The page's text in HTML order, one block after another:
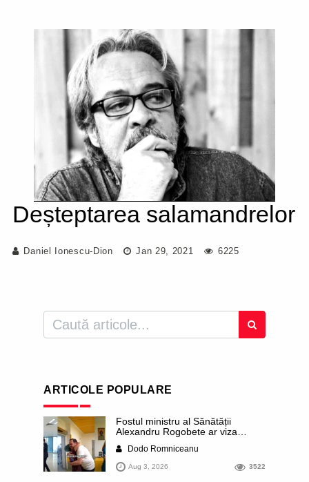
Deșteptarea salamandrelor
Daniel Ionescu-Dion Jan 29, 2021 6225
ARTICOLE POPULARE
Fostul ministru al Sănătății
Alexandru Rogobete ar viza
al orașului Timișoara. Pesedistul
publică imagini demne de Coreea
de Nord cu femei din Timișoara
Dodo Romniceanu
Aug 3, 2026 3522